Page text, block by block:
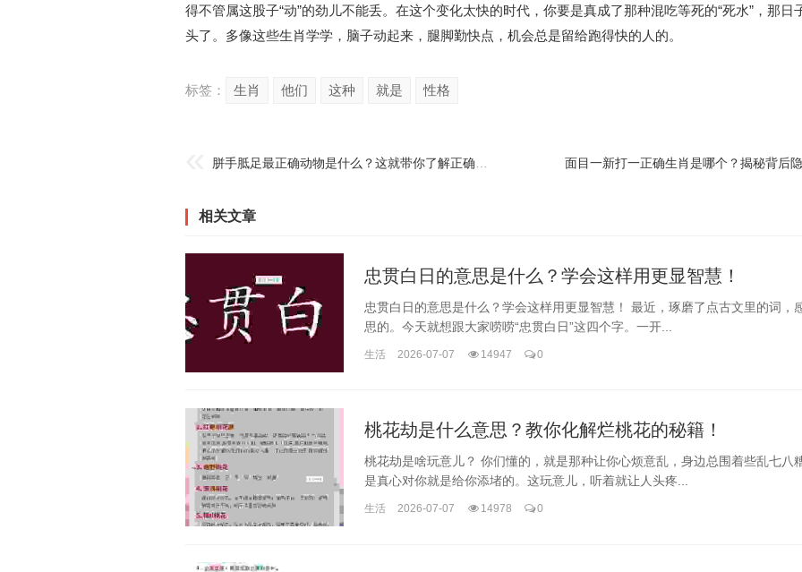
得不管属这股子“动”的劲儿不能丢。在这个变化太快的时代，你要是真成了那种混吃等死的“死水”，那日
头了。多像这些生肖学学，脑子动起来，腿脚勤快点，机会总是留给跑得快的人的。
标签： 生肖 他们 这种 就是 性格
相关文章
忠贯白日的意思是什么？学会这样用更显智慧！
忠贯白日的意思是什么？学会这样用更显智慧！ 最近，琢磨了点古文里的词，
思的。今天就想跟大家唠唠“忠贯白日”这四个字。一开...
生活 2026-07-07 14947 0
桃花劫是什么意思？教你化解烂桃花的秘籍！
桃花劫是啥玩意儿？ 你们懂的，就是那种让你心烦意乱，身边总围着些乱七八
是真心对你就是给你添堵的。这玩意儿，听着就让人头疼...
生活 2026-07-07 14978 0